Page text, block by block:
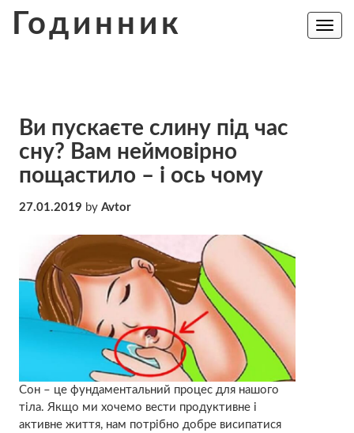
Годинник
Toggle
Ви пускаєте слину під час
сну? Вам неймовірно
пощастило – і ось чому
27.01.2019 by Avtor
Сон – це фундаментальний процес для нашого
тіла. Якщо ми хочемо вести продуктивне і
активне життя, нам потрібно добре висипатися